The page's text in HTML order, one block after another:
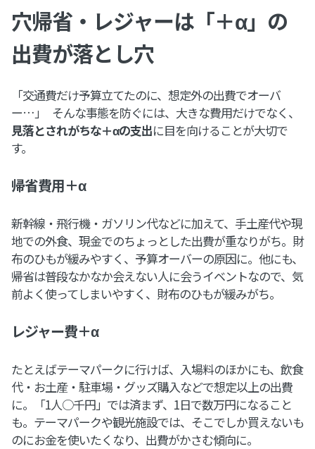
穴帰省・レジャーは「＋α」の
出費が落とし穴
「交通費だけ予算立てたのに、想定外の出費でオーバ
ー…」 そんな事態を防ぐには、大きな費用だけでなく、
見落とされがちな＋αの支出に目を向けることが大切で
す。
帰省費用＋α
新幹線・飛行機・ガソリン代などに加えて、手土産代や現
地での外食、現金でのちょっとした出費が重なりがち。財
布のひもが緩みやすく、予算オーバーの原因に。他にも、
帰省は普段なかなか会えない人に会うイベントなので、気
前よく使ってしまいやすく、財布のひもが緩みがち。
レジャー費＋α
たとえばテーマパークに行けば、入場料のほかにも、飲食
代・お土産・駐車場・グッズ購入などで想定以上の出費
に。「1人○千円」では済まず、1日で数万円になること
も。テーマパークや観光施設では、そこでしか買えないも
のにお金を使いたくなり、出費がかさむ傾向に。